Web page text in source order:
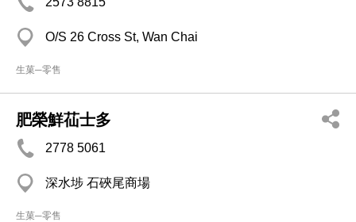
O/S 26 Cross St, Wan Chai
生菓─零售
肥榮鮮苮士多
2778 5061
深水埗 石硤尾商場
生菓─零售